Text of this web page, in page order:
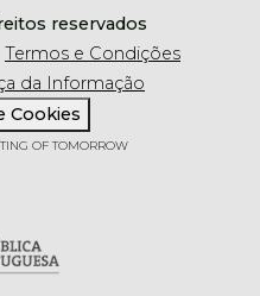
reservados
Termos e Condições
da Informação
Cookies
OF TOMORROW